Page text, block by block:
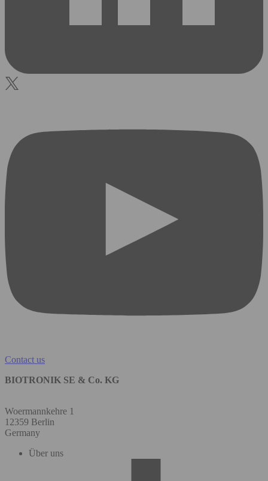
Contact us
BIOTRONIK SE & Co. KG
Woermannkehre 1
12359 Berlin
Germany
Über uns